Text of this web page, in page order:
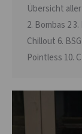
Übersicht
2. Bombas 2
Chillout 6.
Pointless 10.